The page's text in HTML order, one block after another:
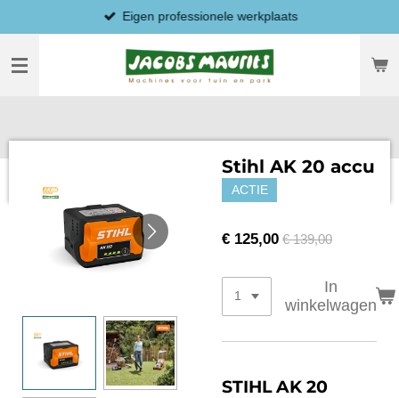
direct
naar
hoofdinhoud
Eigen professionele werkplaats
Stihl AK 20 accu
ACTIE
€ 125,00 € 139,00
In
winkelwagen
STIHL AK 20